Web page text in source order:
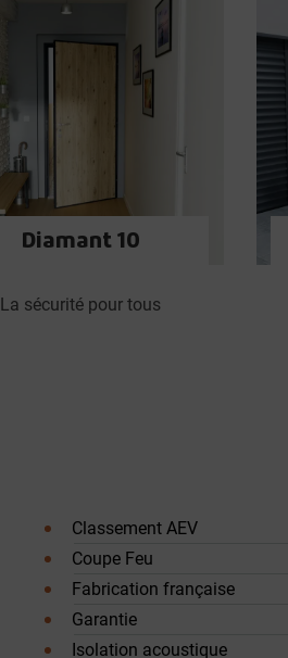
Diamant 10
La sécurité pour tous
Classement AEV
Coupe Feu
Fabrication française
Garantie
Isolation acoustique